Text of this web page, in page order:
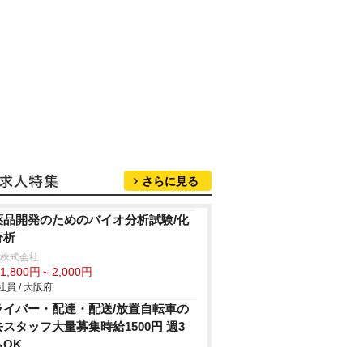
さらに見る
品開発のためのバイオ分析試験/化
析
式会社
円～2,000円
員 / 大阪府
イバー・配達・配送/放置自転車の
スタッフ大量募集時給1500円 週3
OK